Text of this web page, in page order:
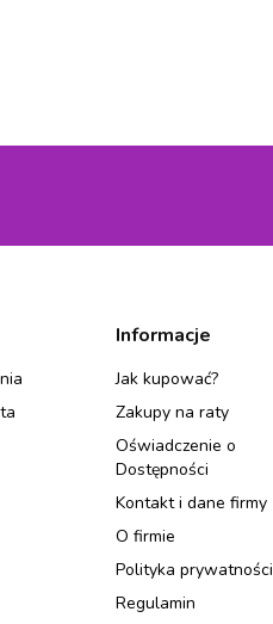
Informacje
Jak kupować?
Zakupy na raty
Oświadczenie o
Dostępności
Kontakt i dane firmy
O firmie
Polityka prywatności
Regulamin